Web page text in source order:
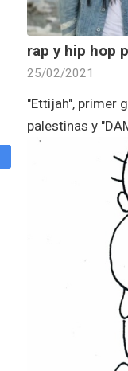
rap y hip hop
25/02/2021
"Ettijah", primer
palestinas y